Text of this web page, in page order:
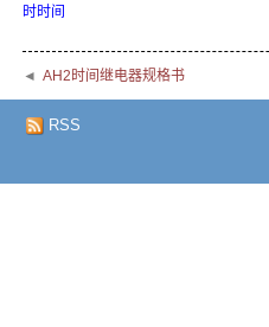
时时间
◄ AH2时间继电器规格书
RSS